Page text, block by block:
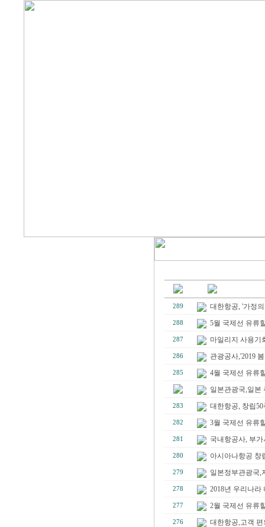
289 대한항공, '가정
288 5월 국제선 유류
287 마일리지 사용기
286 관광공사,'2019
285
4월 국제선 유류
일본관광국,일본
283 대한항공, 창립
282 3월 국제선 유류
281 국내항공사, 부
280 아시아나항공 창
279 일본정부관광국,
278 2018년 우리나라
277 2월 국제선 유류
276 대한항공,고객 편